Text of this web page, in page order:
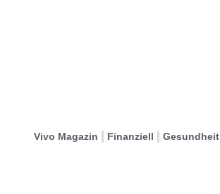
Vivo Magazin Finanziell Gesundheit